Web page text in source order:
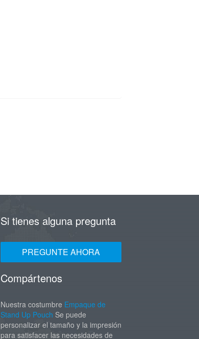
Si tienes alguna pregunta
PREGUNTE AHORA
Compártenos
Nuestra costumbre Empaque de
Stand Up Pouch Se puede
personalizar el tamaño y la impresión
para satisfacer las necesidades de